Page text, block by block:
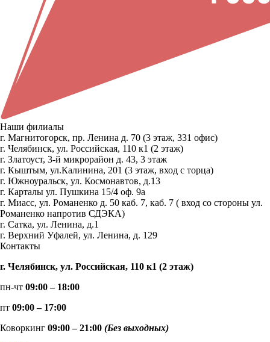
Наши филиалы
г. Магнитогорск, пр. Ленина д. 70 (3 этаж, 331 офис)
г. Челябинск, ул. Российская, 110 к1 (2 этаж)
г. Златоуст, 3-й микрорайон д. 43, 3 этаж
г. Кыштым, ул.Калинина, 201 (3 этаж, вход с торца)
г. Южноуральск, ул. Космонавтов, д.13
г. Карталы ул. Пушкина 15/4 оф. 9а
г. Миасс, ул. Романенко д. 50 каб. 7, каб. 7 ( вход со стороны ул.
Романенко напротив СДЭКА)
г. Сатка, ул. Ленина, д.1
г. Верхний Уфалей, ул. Ленина, д. 129
Контакты
г. Челябинск, ул. Российская, 110 к1 (2 этаж)
пн-чт 09:00 – 18:00
пт 09:00 – 17:00
Коворкинг 09:00 – 21:00 (Без выходных)